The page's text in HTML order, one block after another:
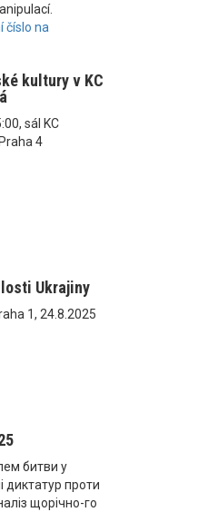
číslo na
kultury v KC
sál KC
4
Ukrajiny
1, 24.8.2025
битви у
диктатур проти
щорічно-го